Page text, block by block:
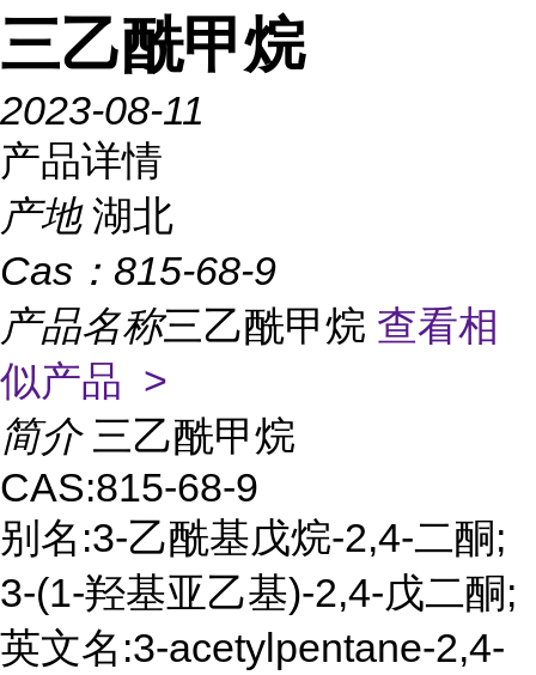
三乙酰甲烷
2023-08-11
产品详情
产地 湖北
Cas： 815-68-9
产品名称三乙酰甲烷 查看相
似产品 >
简介 三乙酰甲烷
CAS:815-68-9
别名:3-乙酰基戊烷-2,4-二酮;
3-(1-羟基亚乙基)-2,4-戊二酮;
英文名:3-acetylpentane-2,4-